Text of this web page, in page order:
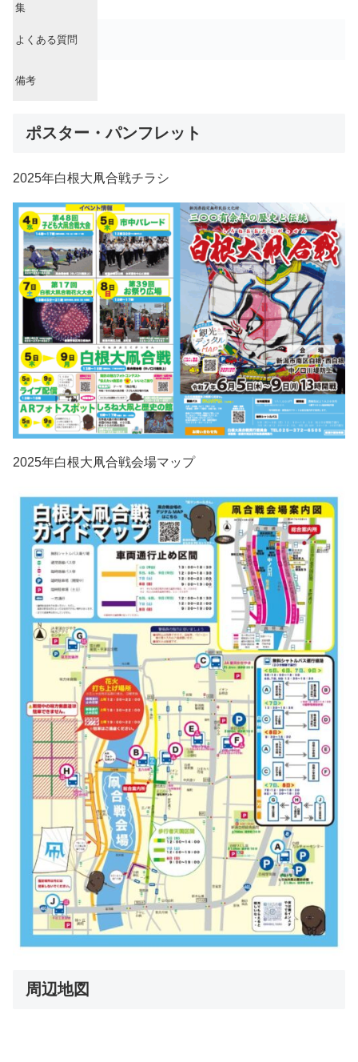
集
よくある質問
備考
ポスター・パンフレット
2025年白根大凧合戦チラシ
2025年白根大凧合戦会場マップ
周辺地図